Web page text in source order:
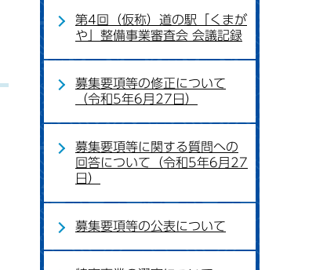
第4回（仮称）道の駅「くまが
や」整備事業審査会 会議記録
募集要項等の修正について
（令和5年6月27日）
募集要項等に関する質問への
回答について（令和5年6月27
日）
募集要項等の公表について